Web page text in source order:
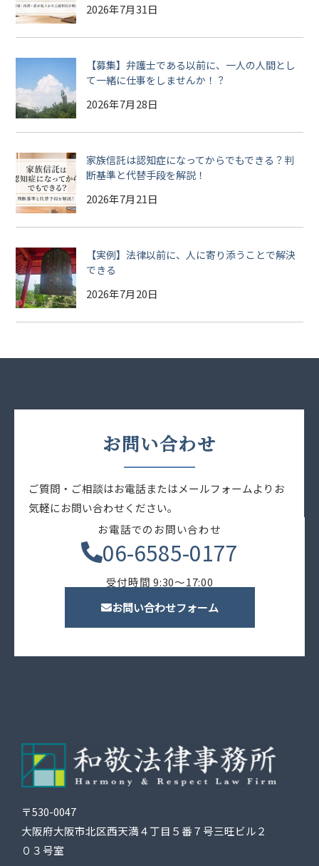
2026年7月31日
【募集】弁護士である以前に、一人の人間とし
て一緒に仕事をしませんか！？
2026年7月28日
家族信託は認知症になってからでもできる？判
断基準と代替手段を解説！
2026年7月21日
【実例】法律以前に、人に寄り添うことで解決
できる
2026年7月20日
お問い合わせ
ご質問・ご相談はお電話またはメールフォームよりお
気軽にお問い合わせください。
お電話でのお問い合わせ
06-6585-0177
受付時間 9:30〜17:00
お問い合わせフォーム
〒530-0047
大阪府大阪市北区西天満４丁目５番７号三旺ビル２
０３号室